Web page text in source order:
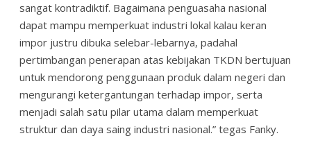
sangat kontradiktif. Bagaimana penguasaha nasional
dapat mampu memperkuat industri lokal kalau keran
impor justru dibuka selebar-lebarnya, padahal
pertimbangan penerapan atas kebijakan TKDN bertujuan
untuk mendorong penggunaan produk dalam negeri dan
mengurangi ketergantungan terhadap impor, serta
menjadi salah satu pilar utama dalam memperkuat
struktur dan daya saing industri nasional.” tegas Fanky.